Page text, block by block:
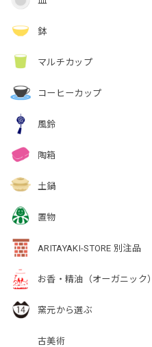
鉢
マルチカップ
コーヒーカップ
風鈴
陶箱
土鍋
置物
ARITAYAKI-STORE 別注品
お香・精油（オーガニック）
窯元から選ぶ
古美術